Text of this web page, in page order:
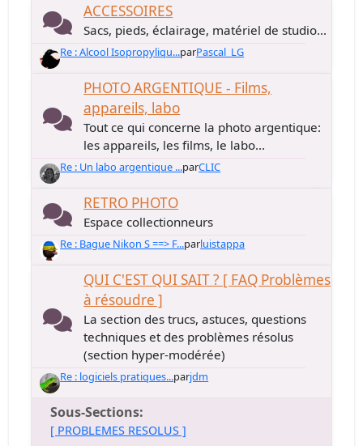
ACCESSOIRES
Sacs, pieds, éclairage, matériel de studio...
Re : Alcool Isopropyliqu...parPascal_LG
PHOTO ARGENTIQUE - Films,
appareils, labo
Tout ce qui concerne la photo argentique:
les appareils, les films, le labo...
Re : Un labo argentique ...parCLIC
RETRO PHOTO
Espace collectionneurs
Re : Bague Nikon S ==> F...parluistappa
QUI C'EST QUI SAIT ? [ FAQ Problèmes
à résoudre ]
La section des trucs, astuces, questions
techniques et des problèmes résolus
(section hyper-modérée)
Re : logiciels pratiques...parjdm
Sous-Sections
[ PROBLEMES RESOLUS ]